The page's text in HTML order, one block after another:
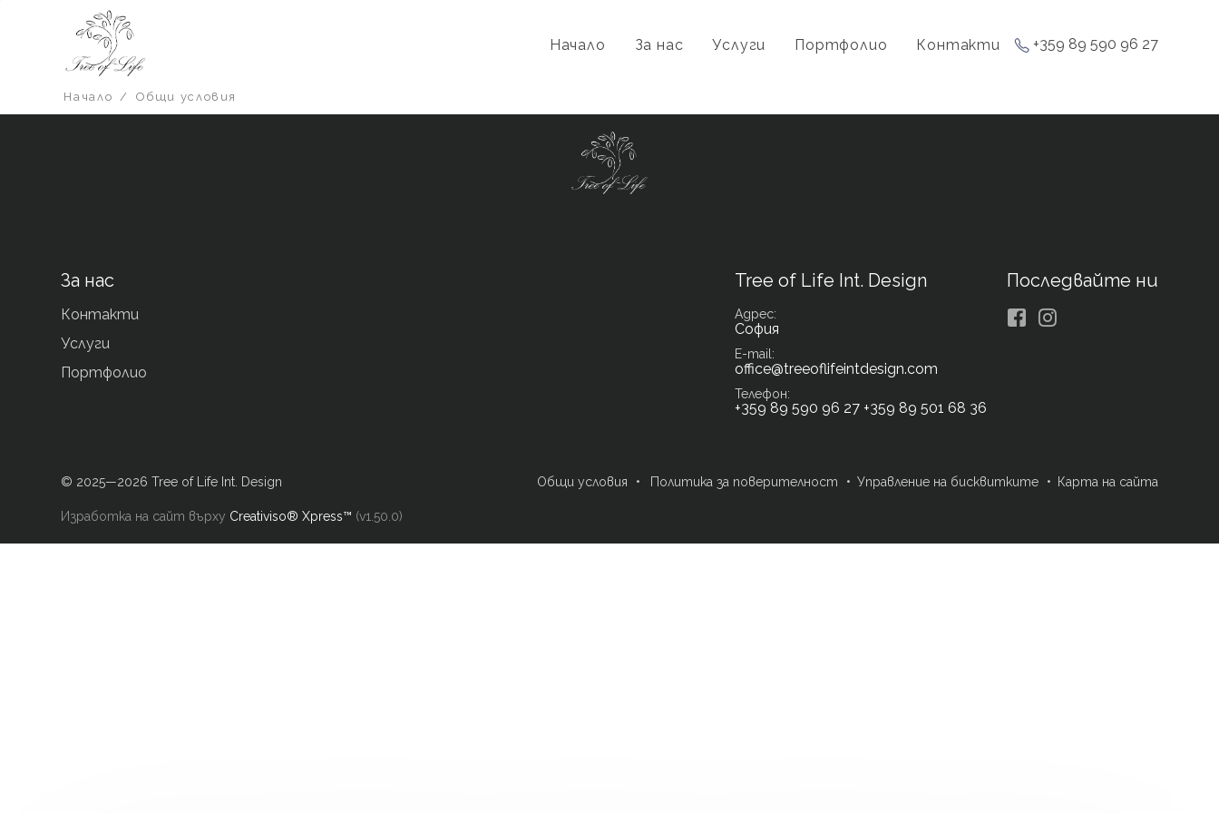
Начало За нас Услуги Портфолио Контакти +359 89 590 96 27
Начало / Общи условия
За нас
Контакти
Услуги
Портфолио
Tree of Life Int. Design
Адрес
София
E-mail
office@treeoflifeintdesign.com
Телефон
+359 89 590 96 27 +359 89 501 68 36
Последвайте ни
Facebook
© 2025—2026 Tree of Life Int. Design Общи условия Политика за поверителност Управление на бисквитките Карта на сайта
Изработка на сайт върху Creativiso® Xpress™ (v1.50.0)